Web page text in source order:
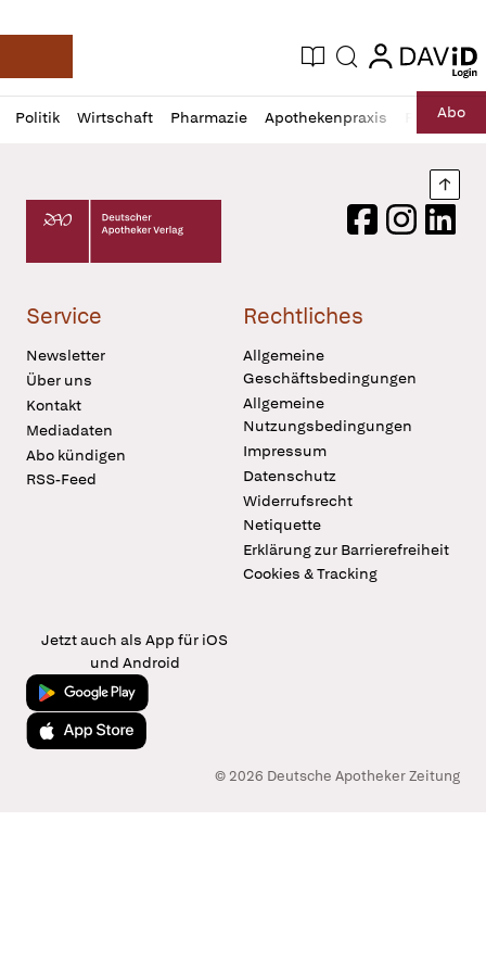
Deutsche Apotheker Zeitung
Aktuelle Ausgabe
Suche login
login
Politik Wirtschaft Pharmazie Apothekenpraxis RechtAbo
Profil
öffnen
Daz
Pur
Deutscher Apotheker Verlag Logo
FacebookInstagram
Service
Newsletter
Über uns
Kontakt
Mediadaten
Abo kündigen
RSS-Feed
Rechtliches
Allgemeine
Geschäftsbedingungen
Allgemeine
Nutzungsbedingungen
Impressum
Datenschutz
Widerrufsrecht
Netiquette
Erklärung zur Barrierefreiheit
Cookies & Tracking
Jetzt auch als App für iOS
und Android
Jetzt bei Google Play
Laden im App Store
© 2026 Deutsche Apotheker Zeitung